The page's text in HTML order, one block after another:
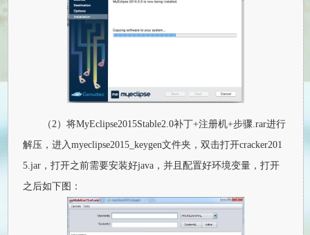
（2）将MyEclipse2015Stable2.0补丁+注册机+步骤.rar进行
解压，进入myeclipse2015_keygen文件夹，双击打开cracker201
5.jar，打开之前需要安装好java，并且配置好环境变量，打开
之后如下图：